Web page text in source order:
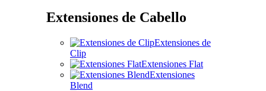
Extensiones de Cabello
Extensiones de
Clip
Extensiones Flat
Extensiones
Blend